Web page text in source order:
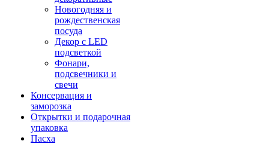
Новогодняя и
рождественская
посуда
Декор с LED
подсветкой
Фонари,
подсвечники и
свечи
Консервация и
заморозка
Открытки и подарочная
упаковка
Пасха